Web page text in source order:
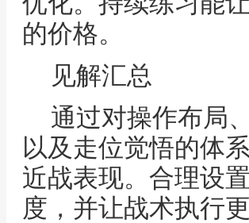
的价格。
见解汇总
通过对操作布局
以及走位觉悟的体
近战表现。合理设
度，并让战术执行